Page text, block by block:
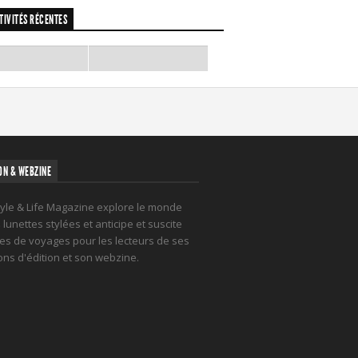
RÉCENTES
& WEBZINE
& Life Magazine explore le monde
lunettes stylées et anticipe et suscite
de voyages pour les lecteurs de ses
d'édition et son webzine.